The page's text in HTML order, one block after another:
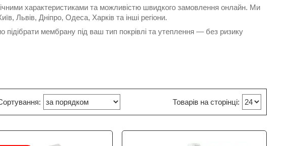
характеристиками та можливістю швидкого замовлення онлайн. Ми
Львів, Дніпро, Одеса, Харків та інші регіони.
мембрану під ваш тип покрівлі та утеплення — без ризику